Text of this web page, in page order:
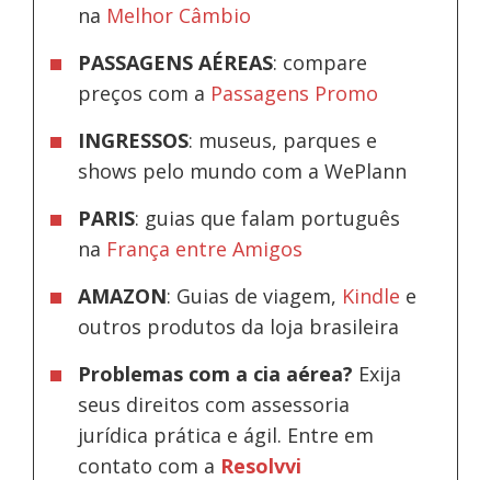
na Melhor Câmbio
PASSAGENS AÉREAS: compare
preços com a Passagens Promo
INGRESSOS: museus, parques e
shows pelo mundo com a WePlann
PARIS: guias que falam português
na França entre Amigos
AMAZON: Guias de viagem, Kindle e
outros produtos da loja brasileira
Problemas com a cia aérea? Exija
seus direitos com assessoria
jurídica prática e ágil. Entre em
contato com a Resolvvi